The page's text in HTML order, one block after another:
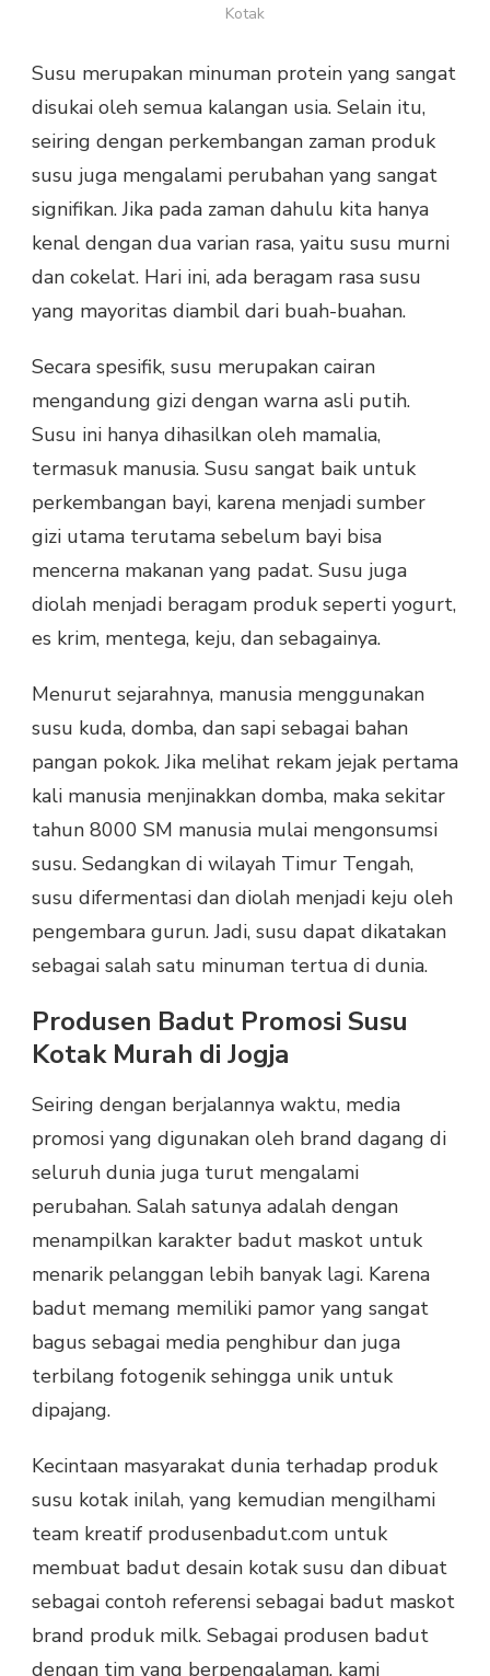
Kotak
Susu merupakan minuman protein yang sangat
disukai oleh semua kalangan usia. Selain itu,
seiring dengan perkembangan zaman produk
susu juga mengalami perubahan yang sangat
signifikan. Jika pada zaman dahulu kita hanya
kenal dengan dua varian rasa, yaitu susu murni
dan cokelat. Hari ini, ada beragam rasa susu
yang mayoritas diambil dari buah-buahan.
Secara spesifik, susu merupakan cairan
mengandung gizi dengan warna asli putih.
Susu ini hanya dihasilkan oleh mamalia,
termasuk manusia. Susu sangat baik untuk
perkembangan bayi, karena menjadi sumber
gizi utama terutama sebelum bayi bisa
mencerna makanan yang padat. Susu juga
diolah menjadi beragam produk seperti yogurt,
es krim, mentega, keju, dan sebagainya.
Menurut sejarahnya, manusia menggunakan
susu kuda, domba, dan sapi sebagai bahan
pangan pokok. Jika melihat rekam jejak pertama
kali manusia menjinakkan domba, maka sekitar
tahun 8000 SM manusia mulai mengonsumsi
susu. Sedangkan di wilayah Timur Tengah,
susu difermentasi dan diolah menjadi keju oleh
pengembara gurun. Jadi, susu dapat dikatakan
sebagai salah satu minuman tertua di dunia.
Produsen Badut Promosi Susu
Kotak Murah di Jogja
Seiring dengan berjalannya waktu, media
promosi yang digunakan oleh brand dagang di
seluruh dunia juga turut mengalami
perubahan. Salah satunya adalah dengan
menampilkan karakter badut maskot untuk
menarik pelanggan lebih banyak lagi. Karena
badut memang memiliki pamor yang sangat
bagus sebagai media penghibur dan juga
terbilang fotogenik sehingga unik untuk
dipajang.
Kecintaan masyarakat dunia terhadap produk
susu kotak inilah, yang kemudian mengilhami
team kreatif produsenbadut.com untuk
membuat badut desain kotak susu dan dibuat
sebagai contoh referensi sebagai badut maskot
brand produk milk. Sebagai produsen badut
dengan tim yang berpengalaman, kami